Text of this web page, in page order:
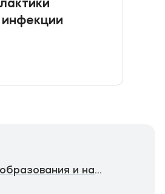
инфекции
Федеральная служба по надзору в сфере образования и науки